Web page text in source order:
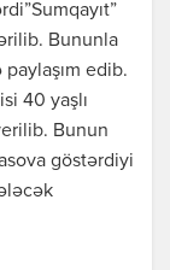
Bununla
edib.
40 yaşlı
Bunun
göstərdiyi